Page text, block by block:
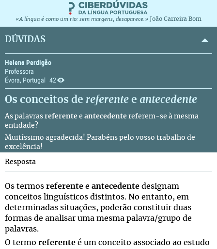
«A língua é como um rio: sem margens, desaparece.» João Carreira Bom
DÚVIDAS
Helena Perdigão
Professora
Évora, Portugal 42
Os conceitos de referente e antecedente
As palavras referente e antecedente referem-se à mesma
entidade?
Muitíssimo agradecida! Parabéns pelo vosso trabalho de
excelência!
Resposta
Os termos referente e antecedente designam
conceitos linguísticos distintos. No entanto, em
determinadas situações, poderão constituir duas
formas de analisar uma mesma palavra/grupo de
palavras.
O termo referente é um conceito associado ao estudo